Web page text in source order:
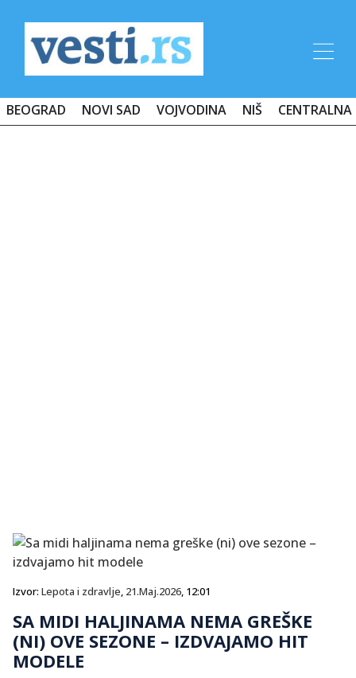
BEOGRAD NOVI SAD VOJVODINA NIŠ CENTRALNA
Izvor: Lepota i zdravlje, 21.Maj.2026, 12:01
SA MIDI HALJINAMA NEMA GREŠKE
(NI) OVE SEZONE – IZDVAJAMO HIT
MODELE